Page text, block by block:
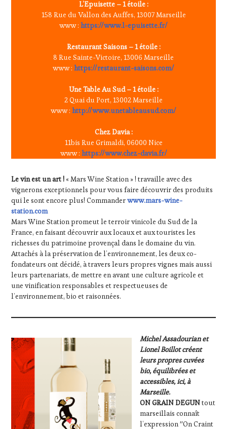
L’Epuisette – 1 étoile :
158 Rue du Vallon des Auffes, 13007 Marseille
www : https://www.l-epuisette.fr/
Restaurant Saisons – 1 étoile :
8 Rue Sainte-Victoire, 13006 Marseille
www : https://restaurant-saisons.com/
Une Table Au Sud – 1 étoile :
2 Quai du Port, 13002 Marseille
www : http://www.unetableausud.com/
Chez Davia :
11bis Rue Grimaldi, 06000 Nice
www : https://www.chez-davia.fr/
Le vin est un art !« Mars Wine Station » ! travaille avec des
vignerons exceptionnels pour vous faire découvrir des produits
qui le sont encore plus! Commanderwww.mars-wine-
station.com
Mars Wine Station promeut le terroir vinicole du Sud de la
France, en faisant découvrir aux locaux et aux touristes les
richesses du patrimoine provençal dans le domaine du vin.
Attachés à la préservation de l’environnement, les deux co-
fondateurs ont décidé, à travers leurs propres vignes mais aussi
leurs partenariats, de mettre en avant une culture agricole et
une vinification responsables et respectueuses de
l’environnement, bio et raisonnées.
Michel Assadourian et
Lionel Boillot créent
leurs propres cuvées
bio, équilibrées et
accessibles, ici, à
Marseille.
ON GRAIN DEGUNtout
marseillais connaît
l’expression ′′On Craint